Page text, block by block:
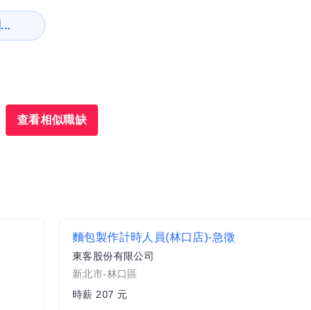
查看相似職缺
麵包製作計時人員(林口店)-急徵
東客股份有限公司
新北市-林口區
時薪 207 元